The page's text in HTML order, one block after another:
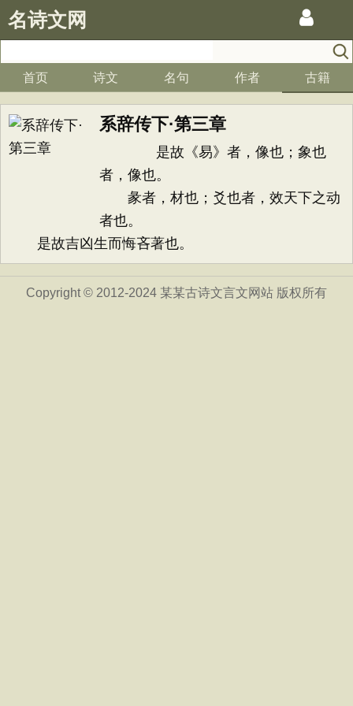
名诗文网
首页 诗文 名句 作者 古籍
系辞传下·第三章
是故《易》者，像也；象也
者，像也。
彖者，材也；爻也者，效天下之动
者也。
是故吉凶生而悔吝著也。
Copyright © 2012-2024 某某古诗文言文网站 版权所有